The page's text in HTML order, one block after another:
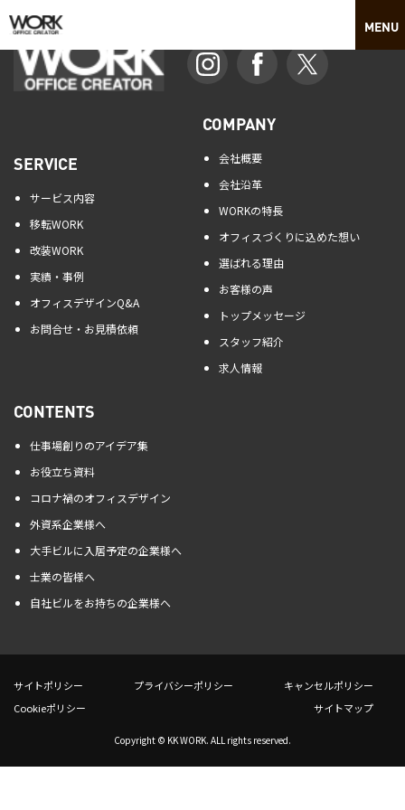
SERVICE
サービス内容
移転WORK
改装WORK
実績・事例
オフィスデザインQ&A
お問合せ・お見積依頼
COMPANY
会社概要
会社沿革
WORKの特長
オフィスづくりに込めた想い
選ばれる理由
お客様の声
トップメッセージ
スタッフ紹介
求人情報
CONTENTS
仕事場創りのアイデア集
お役立ち資料
コロナ禍のオフィスデザイン
外資系企業様へ
大手ビルに入居予定の企業様へ
士業の皆様へ
自社ビルをお持ちの企業様へ
サイトポリシー プライバシーポリシー
キャンセルポリシー
Cookieポリシー
サイトマップ
Copyright © KK WORK. ALL rights reserved.